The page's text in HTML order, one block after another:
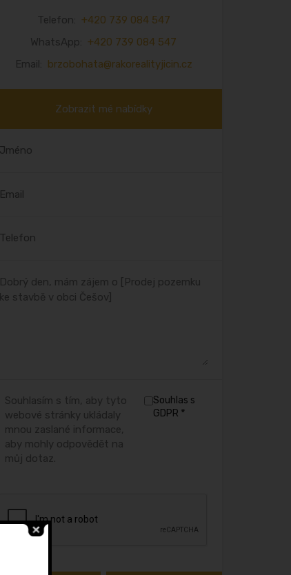
Telefon: +420 739 084 547
WhatsApp: +420 739 084 547
Email: brzobohata@rakorealityjicin.cz
Zobrazit mé nabídky
Souhlas s
GDPR *
Souhlasím s tím, aby tyto
webové stránky ukládaly
mnou zaslané informace,
aby mohly odpovědět na
můj dotaz.